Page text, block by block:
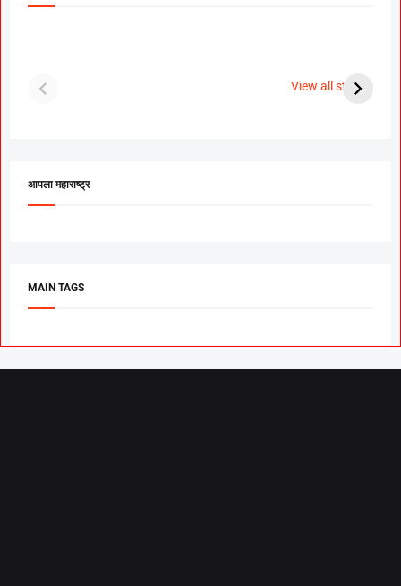
View all stories
पूजा सावंत ने गुपचूप
आपला महाराष्ट्र
MAIN TAGS